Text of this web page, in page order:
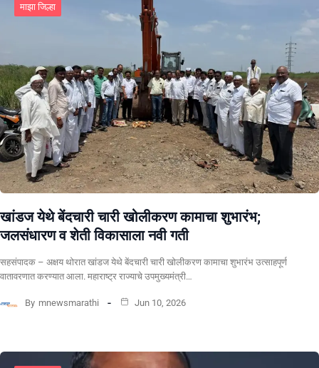
माझा जिल्हा
खांडज येथे बेंदचारी चारी खोलीकरण कामाचा शुभारंभ;
जलसंधारण व शेती विकासाला नवी गती
सहसंपादक – अक्षय थोरात खांडज येथे बेंदचारी चारी खोलीकरण कामाचा शुभारंभ उत्साहपूर्ण
वातावरणात करण्यात आला. महाराष्ट्र राज्याचे उपमुख्यमंत्री…
By mnewsmarathi Jun 10, 2026